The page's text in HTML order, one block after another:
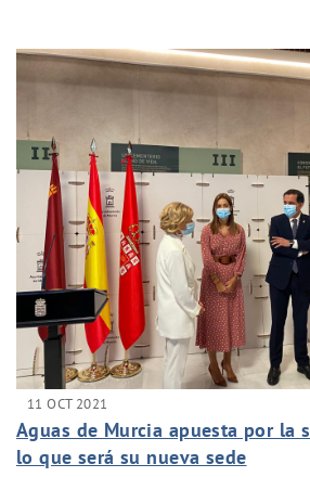
11 OCT 2021
Aguas de Murcia apuesta por la
lo que será su nueva sede